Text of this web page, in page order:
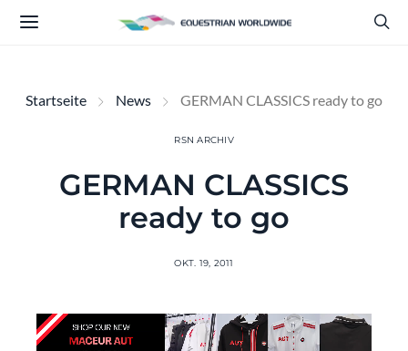
Startseite News GERMAN CLASSICS ready to go
RSN ARCHIV
GERMAN CLASSICS
ready to go
OKT. 19, 2011